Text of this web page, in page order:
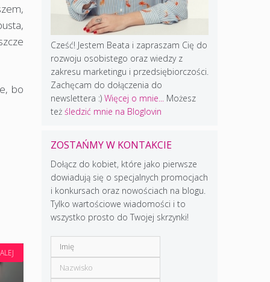
bo
Cześć! Jestem Beata i zapraszam Cię do
rozwoju osobistego oraz wiedzy z
zakresu marketingu i przedsiębiorczości.
Zachęcam do dołączenia do
newslettera :) Więcej o mnie...Możesz
też śledzić mnie na Bloglovin
ZOSTAŃMY W KONTAKCIE
Dołącz do kobiet, które jako pierwsze
dowiadują się o specjalnych promocjach
i konkursach oraz nowościach na blogu.
Tylko wartościowe wiadomości i to
wszystko prosto do Twojej skrzynki!